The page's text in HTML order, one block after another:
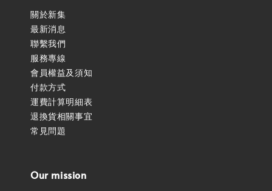
關於新集
最新消息
聯繫我們
服務專線
會員權益及須知
付款方式
運費計算明細表
退換貨相關事宜
常見問題
Our mission